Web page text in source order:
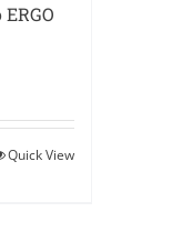
Quick View